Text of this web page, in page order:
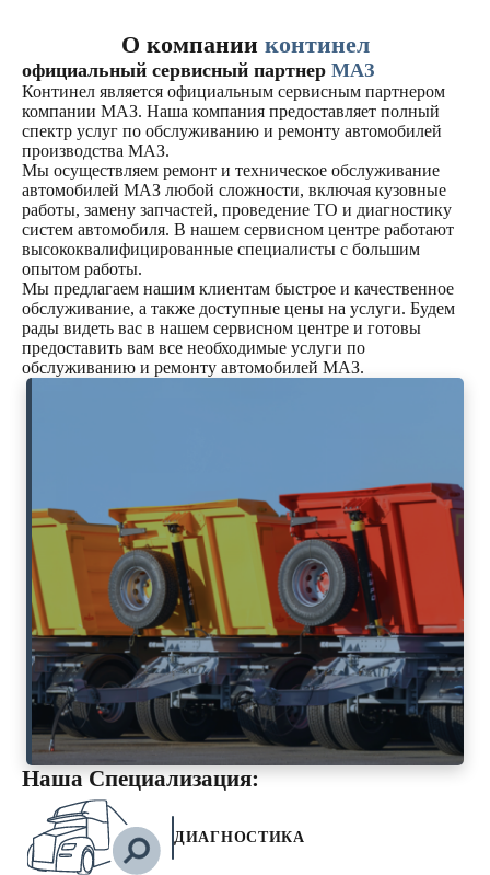
О компании континел
официальный сервисный партнер МАЗ
Континел является официальным сервисным партнером
компании МАЗ. Наша компания предоставляет полный
спектр услуг по обслуживанию и ремонту автомобилей
производства МАЗ.
Мы осуществляем ремонт и техническое обслуживание
автомобилей МАЗ любой сложности, включая кузовные
работы, замену запчастей, проведение ТО и диагностику
систем автомобиля. В нашем сервисном центре работают
высококвалифицированные специалисты с большим
опытом работы.
Мы предлагаем нашим клиентам быстрое и качественное
обслуживание, а также доступные цены на услуги. Будем
рады видеть вас в нашем сервисном центре и готовы
предоставить вам все необходимые услуги по
обслуживанию и ремонту автомобилей МАЗ.
Наша Специализация:
ДИАГНОСТИКА